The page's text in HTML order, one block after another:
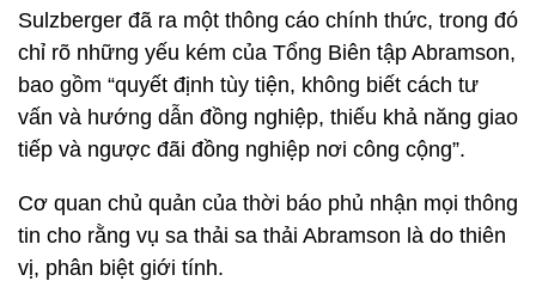
Sulzberger đã ra một thông cáo chính thức, trong đó
chỉ rõ những yếu kém của Tổng Biên tập Abramson,
bao gồm “quyết định tùy tiện, không biết cách tư
vấn và hướng dẫn đồng nghiệp, thiếu khả năng giao
tiếp và ngược đãi đồng nghiệp nơi công cộng”.
Cơ quan chủ quản của thời báo phủ nhận mọi thông
tin cho rằng vụ sa thải sa thải Abramson là do thiên
vị, phân biệt giới tính.